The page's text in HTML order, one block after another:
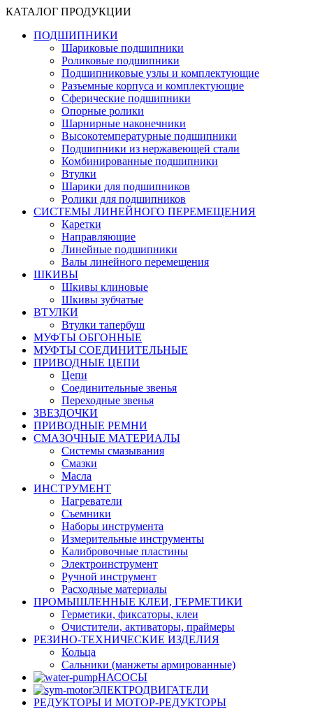
КАТАЛОГ ПРОДУКЦИИ
ПОДШИПНИКИ
Шариковые подшипники
Роликовые подшипники
Подшипниковые узлы и комплектующие
Разъемные корпуса и комплектующие
Сферические подшипники
Опорные ролики
Шарнирные наконечники
Высокотемпературные подшипники
Подшипники из нержавеющей стали
Комбинированные подшипники
Втулки
Шарики для подшипников
Ролики для подшипников
СИСТЕМЫ ЛИНЕЙНОГО ПЕРЕМЕЩЕНИЯ
Каретки
Направляющие
Линейные подшипники
Валы линейного перемещения
ШКИВЫ
Шкивы клиновые
Шкивы зубчатые
ВТУЛКИ
Втулки тапербуш
МУФТЫ ОБГОННЫЕ
МУФТЫ СОЕДИНИТЕЛЬНЫЕ
ПРИВОДНЫЕ ЦЕПИ
Цепи
Соединительные звенья
Переходные звенья
ЗВЕЗДОЧКИ
ПРИВОДНЫЕ РЕМНИ
СМАЗОЧНЫЕ МАТЕРИАЛЫ
Системы смазывания
Смазки
Масла
ИНСТРУМЕНТ
Нагреватели
Съемники
Наборы инструмента
Измерительные инструменты
Калибровочные пластины
Электроинструмент
Ручной инструмент
Расходные материалы
ПРОМЫШЛЕННЫЕ КЛЕИ, ГЕРМЕТИКИ
Герметики, фиксаторы, клеи
Очистители, активаторы, праймеры
РЕЗИНО-ТЕХНИЧЕСКИЕ ИЗДЕЛИЯ
Кольца
Сальники (манжеты армированные)
НАСОСЫ
ЭЛЕКТРОДВИГАТЕЛИ
РЕДУКТОРЫ И МОТОР-РЕДУКТОРЫ